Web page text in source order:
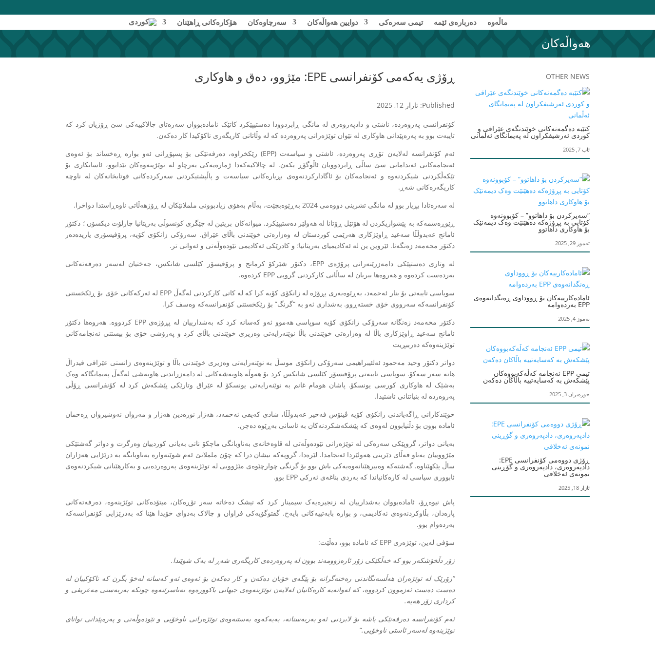
ماڵەوە دەربارەی ئێمه تیمی سەرەکی دوایین هەواڵەکان سەرچاوەکان هۆکارەکانی ڕاهێنان
هەواڵەکان
ڕۆژی یەکەمی کۆنفرانسی EPE: مێژوو، دەق و هاوکاری
Published: ئازار 12, 2025
کۆنفرانسی پەروەردە، ئاشتی و دادپەروەری لە مانگی ڕابردوودا دەستیپێکرد کاتێک ئامادەبووان سەرەتای چالاکییەکی سێ ڕۆژیان کرد کە
تایبەت بوو بە پەرەپێدانی هاوکاری لە نێوان توێژەرانی پەروەردە کە لە وڵاتانی کاریگەری ناکۆکیدا کار دەکەن.
ئەم کۆنفرانسە لەلایەن تۆڕی پەروەردە، ئاشتی و سیاسەت (EPP) رێکخراوە، دەرفەتێکی بۆ پسپۆڕانی ئەو بوارە ڕەخساند بۆ ئەوەی
ئەنجامەکانی ئەندامانی سێ ساڵی ڕابردوویان ئاڵوگۆڕ بکەن. لە چالاکیەکەدا ژمارەیەکی بەرچاو لە توێژینەوەکان تێدابوو، ئاسانکاری بۆ
تێکەڵکردنی شیکردنەوە و ئەنجامەکان بۆ ئاگادارکردنەوەی بڕیارەکانی سیاسەت و پاڵپشتیکردنی سەرکردەکانی قوتابخانەکان لە ناوچە
کاریگەرەکانی شەڕ.
لە سەرەتادا بڕیار بوو لە مانگی تشرینی دووەمی 2024 بەڕێوەبچێت، بەڵام بەهۆی زیادبوونی ململانێکان لە ڕۆژهەڵاتی ناوەڕاستدا دواخرا.
ڕێوڕەسمەکە بە پێشوازیکردن لە هۆتێل ڕۆتانا لە هەولێر دەستیپێکرد. میوانەکان بریتین لە جێگری کونسوڵی بەریتانیا چارلۆت دیکسۆن ؛ دکتۆر
ئامانج عەبدوڵڵا سەعید ڕاوێژکاری هەرێمی کوردستان لە وەزارەتی خوێندنی باڵای عێراق. سەرۆکی زانکۆی کۆیە، پرۆفیسۆری یاریدەدەر
دکتۆر محەمەد زەنگەنا. ئێروین ین لە ئەکادیمیای بەریتانیا؛ و کادرێکی ئەکادیمی نێودەوڵەتی و ئەوانی تر.
لە وتاری دەستپێکی دامەزرێنەرانی پرۆژەی EPP، دکتۆر شێرکۆ کرمانج و پرۆفیسۆر کێلسی شانکس، جەختیان لەسەر دەرفەتەکانی
بەردەست کردەوە و هەروەها بیریان لە ساڵانی کارکردنی گروپی EPP کردەوە.
سوپاسی تایبەتی بۆ بنار ئەحمەد، بەڕێوەبەری پڕۆژە لە زانکۆی کۆیە کرا کە لە کاتی کارکردنی لەگەڵ EPP لە ئەرکەکانی خۆی بۆ ڕێکخستنی
کۆنفرانسەکە سەرووی خۆی خستەڕوو. بەشداری ئەو بە “گرنگ” بۆ رێکخستنی کۆنفرانسەکە وەسف کرا.
دکتۆر محەمەد زەنگانە سەرۆکی زانکۆی کۆیە سوپاسی هەموو ئەو کەسانە کرد کە بەشدارییان لە پڕۆژەی EPP کردووە. هەروەها دکتۆر
ئامانج سەعید ڕاوێژکاری باڵا لە وەزارەتی خوێندنی باڵا نوێنەرایەتی وەزیری خوێندنی باڵای کرد و پەرۆشی خۆی بۆ بیستنی ئەنجامەکانی
توێژینەوەکە دەرببڕیت
دواتر دکتۆر وحید مەحمود ئەلئیبراهیمی سەرۆکی زانکۆی موسڵ بە نوێنەرایەتی وەزیری خوێندنی باڵا و توێژینەوەی زانستی عێراقی فیدراڵ
هاتە سەر سەکۆ. سوپاسی تایبەتی پرۆفیسۆر کێلسی شانکس کرد بۆ هەوڵە هاوبەشەکانی لە دامەزراندنی هاوبەشی لەگەڵ پەیمانگاکە وەک
بەشێک لە هاوکاری کورسی یونسکۆ. پاشان هومام غانم بە نوێنەرایەتی یونسکۆ لە عێراق وتارێکی پێشکەش کرد لە کۆنفرانسی ڕۆڵی
پەروەردە لە بنیاتنانی ئاشتیدا.
خوێندکارانی ڕاگەیاندنی زانکۆی کۆیە ڤینۆس فەخیر عەبدوڵڵا، شادی کەیفی ئەحمەد، هەژار نورەدین هەژار و مەروان نەوشیروان ڕەحمان
ئامادە بوون بۆ دڵنیابوون لەوەی کە پێشکەشکردنەکان بە ئاسانی بەڕێوە دەچن.
بەیانی دواتر، گروپێکی سەرەکی لە توێژەرانی نێودەوڵەتی لە قاوەخانەی بەناوبانگی ماچکۆ نانی بەیانی کوردییان وەرگرت و دواتر گەشتێکی
مێژووییان بەناو قەڵای دێرینی هەولێردا ئەنجامدا. لێرەدا، گروپەکە نیشان درا کە چۆن ململانێ ئەم شوێنەوارە بەناوبانگە بە درێژایی هەزاران
ساڵ پێکهێناوە. گەشتەکە وەبیرهێنانەوەیەکی باش بوو بۆ گرنگی چوارچێوەی مێژوویی لە توێژینەوەی پەروەردەیی و بەکارهێنانی شیکردنەوەی
ئابووری سیاسی لە کارەکانیاندا کە بەردی بناغەی ئەرکی EPP بوو.
پاش نیوەڕۆ، ئامادەبووان بەشدارییان لە زنجیرەیەک سیمینار کرد کە تیشک دەخاتە سەر تۆڕەکان، میتۆدەکانی توێژینەوە، دەرفەتەکانی
پارەدان، بڵاوکردنەوەی ئەکادیمی، و بوارە بابەتییەکانی بایەخ. گفتوگۆیەکی فراوان و چالاک بەدوای خۆیدا هێنا کە بەدرێژایی کۆنفرانسەکە
بەردەوام بوو.
سۆفی لەین، توێژەری EPP کە ئامادە بوو، دەڵێت:
زۆر دڵخۆشکەر بوو کە خەڵکێکی زۆر ئارەزوومەند بوون لە پەروەردەی کاریگەری شەڕ لە یەک شوێندا.
“زۆرێک لە توێژەران هەڵسەنگاندنی رەخنەگرانە بۆ پێگەی خۆیان دەکەن و کار دەکەن بۆ ئەوەی ئەو کەسانە لەخۆ بگرن کە ناکۆکییان لە
دەست دەست ئەزموون کردووە، کە لەوانەیە کارەکانیان لەلایەن توێژینەوەی جیهانی باکوورەوە نەناسرێتەوە چونکە بەربەستی مەعریفی و
کرداری زۆر هەیە.
ئەم کۆنفرانسە دەرفەتێکی باشە بۆ لابردنی ئەو بەربەستانە، بەیەکەوە بەستنەوەی توێژەرانی ناوخۆیی و نێودەوڵەتی و پەرەپێدانی توانای
توێژینەوە لەسەر ئاستی ناوخۆیی.”
OTHER NEWS
کتێبە دەگمەنەکانی خوێندنگەی عێراقی و
کوردی ئەرشیفکراون لە پەیمانگای ئەڵمانی
ئاب 7, 2025
“سەیرکردن بۆ داهاتوو” – کۆبوونەوە
کۆتایی بە پڕۆژەکە دەهێنێت وەک دیمەنێک
بۆ هاوکاری داهاتوو
تەموز 29, 2025
ئامادەکارییەکان بۆ ڕووداوی ڕەنگدانەوەی
EPP بەردەوامە
تەموز 4, 2025
تیمی EPP ئەنجامە کەڵەکەبووەکان
پێشکەش بە کەسایەتییە باڵاکان دەکەن
حوزەیران 3, 2025
ڕۆژی دووەمی کۆنفرانسی EPE:
دادپەروەری، دادپەروەری و گۆڕینی
نمونەی ئەخلاقی
ئازار 18, 2025